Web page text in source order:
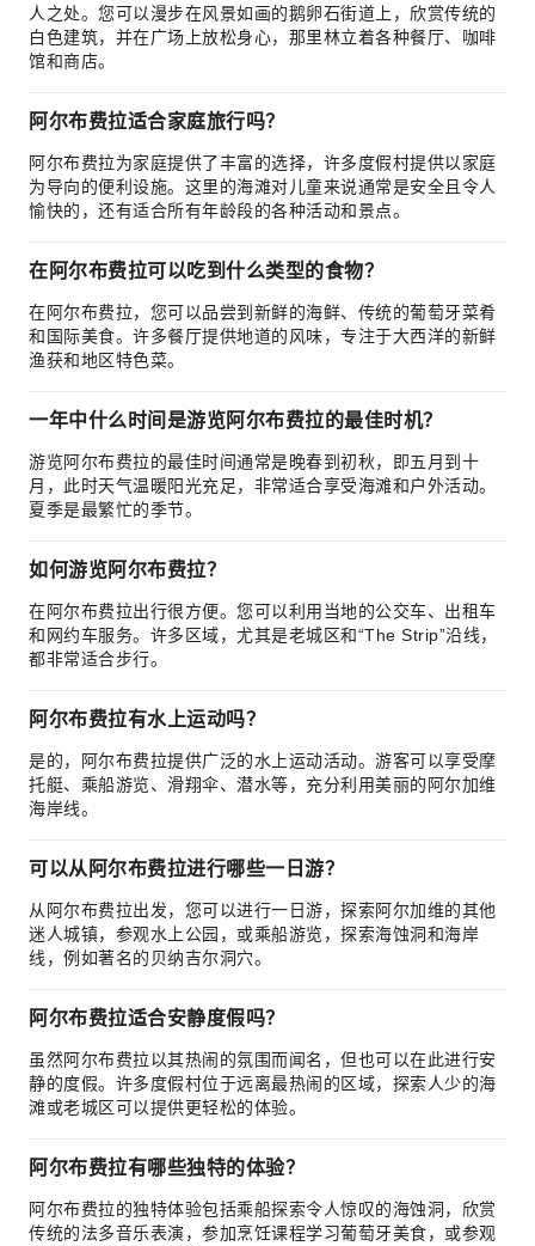
人之处。您可以漫步在风景如画的鹅卵石街道上，欣赏传统的
白色建筑，并在广场上放松身心，那里林立着各种餐厅、咖啡
馆和商店。
阿尔布费拉适合家庭旅行吗？
阿尔布费拉为家庭提供了丰富的选择，许多度假村提供以家庭
为导向的便利设施。这里的海滩对儿童来说通常是安全且令人
愉快的，还有适合所有年龄段的各种活动和景点。
在阿尔布费拉可以吃到什么类型的食物？
在阿尔布费拉，您可以品尝到新鲜的海鲜、传统的葡萄牙菜肴
和国际美食。许多餐厅提供地道的风味，专注于大西洋的新鲜
渔获和地区特色菜。
一年中什么时间是游览阿尔布费拉的最佳时机？
游览阿尔布费拉的最佳时间通常是晚春到初秋，即五月到十
月，此时天气温暖阳光充足，非常适合享受海滩和户外活动。
夏季是最繁忙的季节。
如何游览阿尔布费拉？
在阿尔布费拉出行很方便。您可以利用当地的公交车、出租车
和网约车服务。许多区域，尤其是老城区和“The Strip”沿线，
都非常适合步行。
阿尔布费拉有水上运动吗？
是的，阿尔布费拉提供广泛的水上运动活动。游客可以享受摩
托艇、乘船游览、滑翔伞、潜水等，充分利用美丽的阿尔加维
海岸线。
可以从阿尔布费拉进行哪些一日游？
从阿尔布费拉出发，您可以进行一日游，探索阿尔加维的其他
迷人城镇，参观水上公园，或乘船游览，探索海蚀洞和海岸
线，例如著名的贝纳吉尔洞穴。
阿尔布费拉适合安静度假吗？
虽然阿尔布费拉以其热闹的氛围而闻名，但也可以在此进行安
静的度假。许多度假村位于远离最热闹的区域，探索人少的海
滩或老城区可以提供更轻松的体验。
阿尔布费拉有哪些独特的体验？
阿尔布费拉的独特体验包括乘船探索令人惊叹的海蚀洞，欣赏
传统的法多音乐表演，参加烹饪课程学习葡萄牙美食，或参观